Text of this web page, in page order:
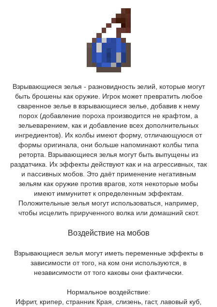
Взрывающиеся зелья - разновидность зелий, которые могут
быть брошены как оружие. Игрок может превратить любое
сваренное зелье в взрывающиеся зелье, добавив к нему
порох (добавление пороха производится не крафтом, а
зельеварением, как и добавление всех дополнительных
ингредиентов). Их колбы имеют форму, отличающуюся от
формы оригинала, они больше напоминают колбы типа
реторта. Взрывающиеся зелья могут быть выпущены из
раздатчика. Их эффекты действуют как и на агрессивных, так
и пассивных мобов. Это даёт применение негативным
зельям как оружие против врагов, хотя некоторые мобы
имеют иммунитет к определенным эффектам.
Положительные зелья могут использоваться, например,
чтобы исцелить прирученного волка или домашний скот.
Воздействие на мобов
Взрывающиеся зелья могут иметь переменные эффекты в
зависимости от того, на ком они используются, в
независимости от того каковы они фактически.
Нормальное воздействие:
Ифрит, крипер, странник Края, слизень, гаст, лавовый куб,